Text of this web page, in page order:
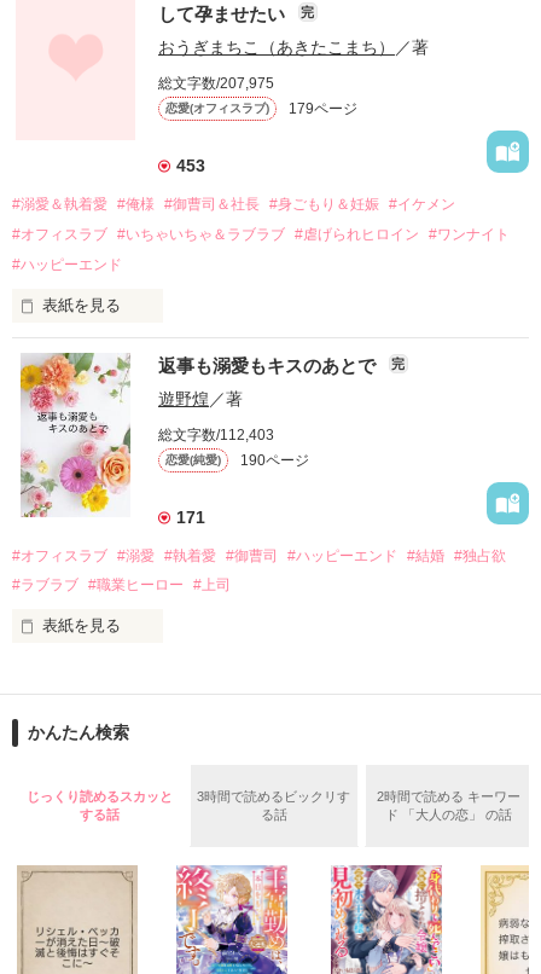
幼なじみの哲平に淡い恋心を抱いていた美桜。
しかし、ある出来事をきっかけに二人の関係は壊れてしまう。
関係修復もできないまま、美桜は両親の離婚によって
引っ越すことになり、哲平とも離れ離れになった。
それから約十二年後。
過去の傷から、二度と会いたくないと思っていた哲平に
運命のような再会を果たす。
酔った勢いで一夜を共にしてしまった。
さらに、美桜が初めてだと知った哲平は
『責任をとる、結婚しよう』と真っ直ぐに告げてきた。
戸惑う美桜とは裏腹に、好きという気持ちを隠すことなく
甘やかしてくる。
そんなある日、哲平は美桜がストーカー被害に
遭っていることを知る。
美桜を守るため、哲平は同居を提案してきて――。
夏木美桜(なつきみお)
鳴海哲平 (なるみてっぺい)
2026.6.5～2026.7.25
＊以前、公開していた話の改稿版です＊
して孕ませたい
完
おうぎまちこ（あきたこまち） ／著
総文字数/207,975
恋愛(オフィスラブ) 179ページ
453
#溺愛＆執着愛 #俺様 #御曹司＆社長 #身ごもり＆妊娠 #イケメン
#オフィスラブ #いちゃいちゃ＆ラブラブ #虐げられヒロイン
#ワンナイト
#ハッピーエンド
表紙を見る
おかしな噂を流されて前の職場でうまくいかなかった梅田美
桜は、海外で傷心旅行をしていたところ、日本人美青年と出会
い、酒の勢いもあり一夜限りの関係となる。
帰国後、美桜は新しい職場でワンナイトした美青年と再会。
なんと彼の正体は、とある財閥御曹司にも関わらず、一族を離
れて起業した新進気鋭の実業家、社内でも冷徹だと評判な社長
――御影恭司その人だったのだ――！
なぜか恭司から飼い猫の世話係を命じられた美桜は、猫の世
の関係となってしまい――？
返事も溺愛もキスのあとで 完
遊野煌 ／著
総文字数/112,403
恋愛(純愛) 190ページ
171
#オフィスラブ #溺愛 #執着愛 #御曹司 #ハッピーエンド #結婚 #独占欲
#ラブラブ #職業ヒーロー #上司
表紙を見る
ションの企画戦略室で働いている。
めた、同期で恋人の石垣守（26）がいるのだが、後輩の姫原由
いた。
守と由羅から『便利屋雛子』と馬鹿にされ、一人こっそり泣い
た上、同居まで提案してきて──？
鷹哉『宜しくな、俺の雛子』🦅
雛子『俺の……ひぃ、雛子？！！！』🐥
かんたん検索
じっくり読めるスカッと
する話
3時間で読めるビックリす
る話
2時間で読める キーワー
ド 「大人の恋」 の話